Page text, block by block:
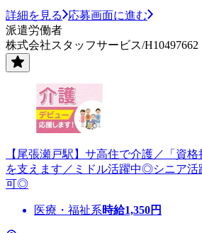
詳細を見る
応募画面に進む
派遣労働者
株式会社スタッフサービス/H10497662
【尾張瀬戸駅】サ高住で介護／「資
を支えます／ミドル活躍中◎シニア
可◎
医療・福祉系時給1,350円